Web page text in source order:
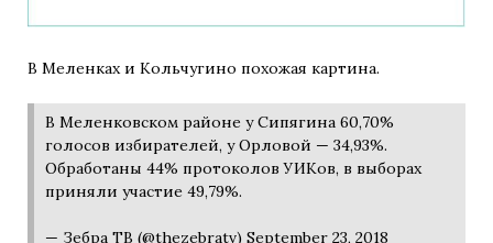
В Меленках и Кольчугино похожая картина.
В Меленковском районе у Сипягина 60,70%
голосов избирателей, у Орловой — 34,93%.
Обработаны 44% протоколов УИКов, в выборах
приняли участие 49,79%.
— Зебра ТВ (@thezebratv) September 23, 2018